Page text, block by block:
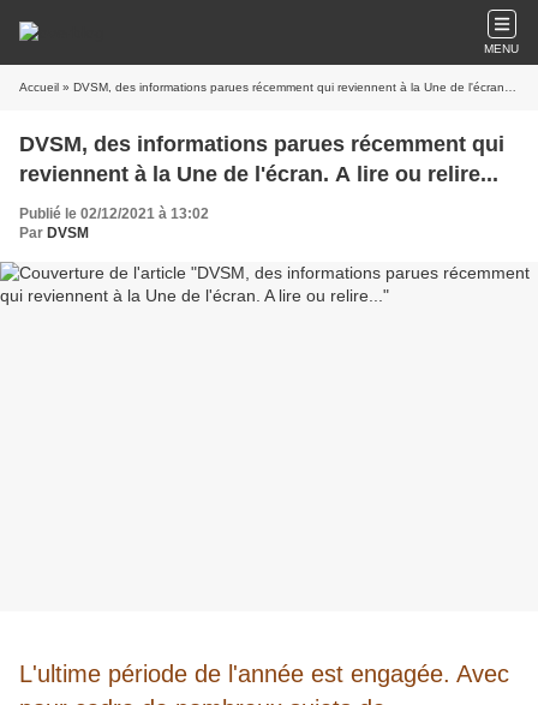
MENU
Accueil » DVSM, des informations parues récemment qui reviennent à la Une de l'écran. A lire ou relire...
DVSM, des informations parues récemment qui
reviennent à la Une de l'écran. A lire ou relire...
Publié le 02/12/2021 à 13:02
Par DVSM
L'ultime période de l'année est engagée. Avec